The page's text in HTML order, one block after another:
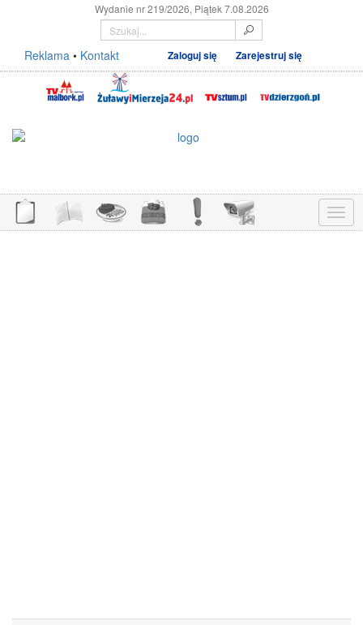
Wydanie nr 219/2026, Piątek 7.08.2026
Reklama • Kontakt Zaloguj się Zarejestruj się
Menu